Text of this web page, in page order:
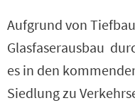
Aufgrund von
Glasfaserausbau
es in den
Siedlung zu